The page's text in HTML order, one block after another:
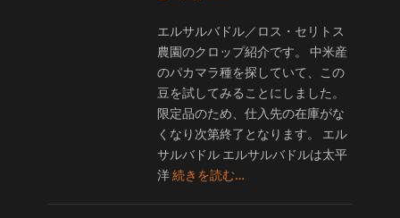
日
エルサルバドル／ロス・セリトス
農園のクロップ紹介です。 中米産
のパカマラ種を探していて、この
豆を試してみることにしました。
限定品のため、仕入先の在庫がな
くなり次第終了となります。 エル
サルバドル エルサルバドルは太平
洋続きを読む…